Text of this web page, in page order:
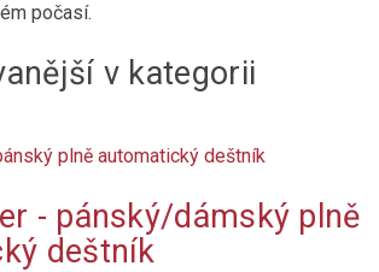
(cm)
počasí.
v kategorii
- pánský/dámský plně
deštník